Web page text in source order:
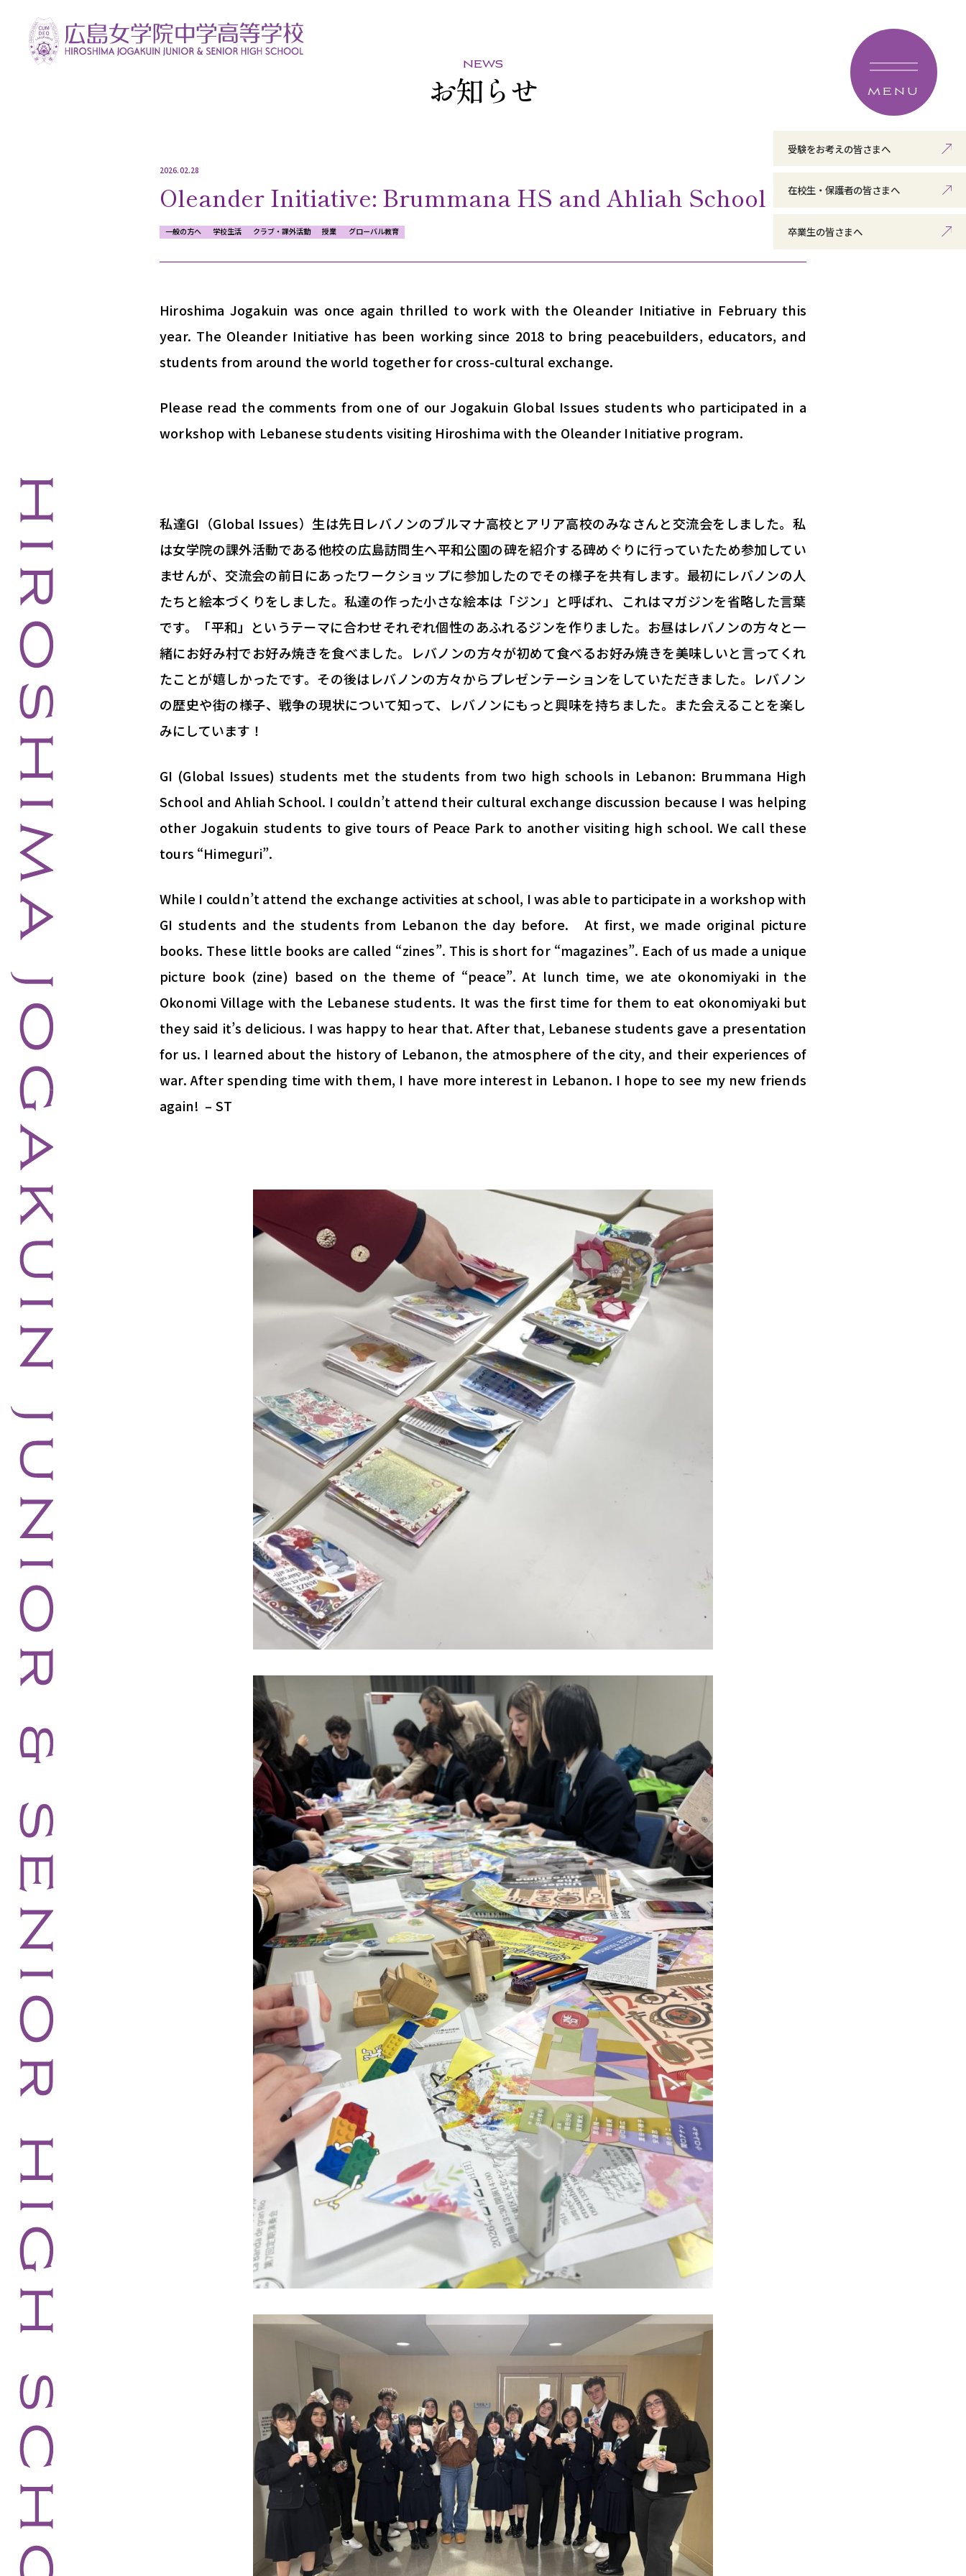
MENU
受験をお考えの皆さまへ
在校生・保護者の皆さまへ
卒業生の皆さまへ
news
お知らせ
2026.02.28
Oleander Initiative: Brummana HS and Ahliah School
一般の方へ 学校生活 クラブ・課外活動 授業 グローバル教育
Hiroshima Jogakuin was once again thrilled to work with the Oleander Initiative in February this
year. The Oleander Initiative has been working since 2018 to bring peacebuilders, educators, and
students from around the world together for cross-cultural exchange.
Please read the comments from one of our Jogakuin Global Issues students who participated in a
workshop with Lebanese students visiting Hiroshima with the Oleander Initiative program.
私達GI（Global Issues） 生は先日レバノンのブルマナ高校とアリア高校のみなさんと交流会をしました。 私
は女学院の課外活動である他校の広島訪問生へ平和公園の碑を紹介する碑めぐりに行っていたため参加してい
ませんが、 交流会の前日にあったワークショップに参加したのでその様子を共有します。最初にレバノンの人
たちと絵本づくりをしました。私達の作った小さな絵本は「ジン」と呼ばれ、
これはマガジンを省略した言葉
です。「平和」 というテーマに合わせそれぞれ個性のあふれるジンを作りました。 お昼はレバノンの方々と一
緒にお好み村でお好み焼きを食べました。
レバノンの方々が初めて食べるお好み焼きを美味しいと言ってくれ
たことが嬉しかったです。 その後はレバノンの方々からプレゼンテーションをしていただきま した。レバノン
の歴史や街の様子、戦争の現状について知って、
レバノンにもっと興味を持ちました。 また会えることを楽し
みにしています！
GI (Global Issues) students met the students from two high schools in Lebanon: Brummana High
School and Ahliah School. I couldn’t attend their cultural exchange discussion because I was helping
other Jogakuin students to give tours of Peace Park to another visiting high school. We call these
tours “Himeguri”.
While I couldn’t attend the exchange activities at school, I was able to participate in a workshop with
GI students and the students from Lebanon the day before. At first, we made original picture
books. These little books are called “zines”. This is short for “magazines”. Each of us made a unique
picture book (zine) based on the theme of “peace”. At lunch time, we ate okonomiyaki in the
Okonomi Village with the Lebanese students. It was the first time for them to eat okonomiyaki but
they said it’s delicious. I was happy to hear that. After that, Lebanese students gave a presentation
for us. I learned about the history of Lebanon, the atmosphere of the city, and their experiences of
war. After spending time with them, I have more interest in Lebanon. I hope to see my new friends
again! – ST